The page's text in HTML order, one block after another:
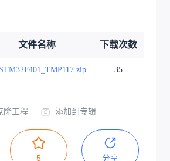
文件名称 下载次数
STM32F401_TMP117.zip 35
隆工程 添加到专辑
5 分享